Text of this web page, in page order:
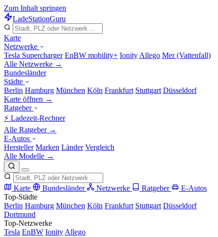
Zum Inhalt springen
LadeStationGuru
Karte
Netzwerke
Tesla Supercharger EnBW mobility+ Ionity Allego Mer (Vattenfall)
Alle Netzwerke →
Bundesländer
Städte
Berlin Hamburg München Köln Frankfurt Stuttgart Düsseldorf
Karte öffnen →
Ratgeber
⚡ Ladezeit-Rechner
Alle Ratgeber →
E-Autos
Hersteller Marken Länder Vergleich
Alle Modelle →
Karte Bundesländer Netzwerke Ratgeber
E-Autos
Top-Städte
Berlin Hamburg München Köln Frankfurt Stuttgart Düsseldorf
Dortmund
Top-Netzwerke
Tesla EnBW Ionity Allego